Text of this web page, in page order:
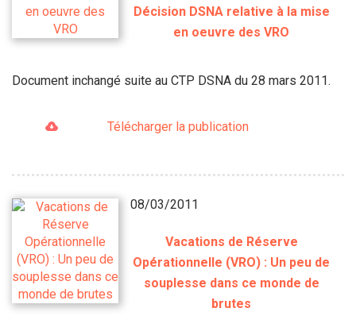
Décision DSNA relative à la mise
en oeuvre des VRO
Document inchangé suite au CTP DSNA du 28 mars 2011.
Télécharger la publication
08/03/2011
Vacations de Réserve
Opérationnelle (VRO) : Un peu de
souplesse dans ce monde de
brutes